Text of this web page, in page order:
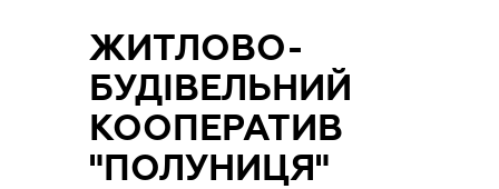
ЖИТЛОВО-
БУДІВЕЛЬНИЙ
КООПЕРАТИВ
"ПОЛУНИЦЯ"